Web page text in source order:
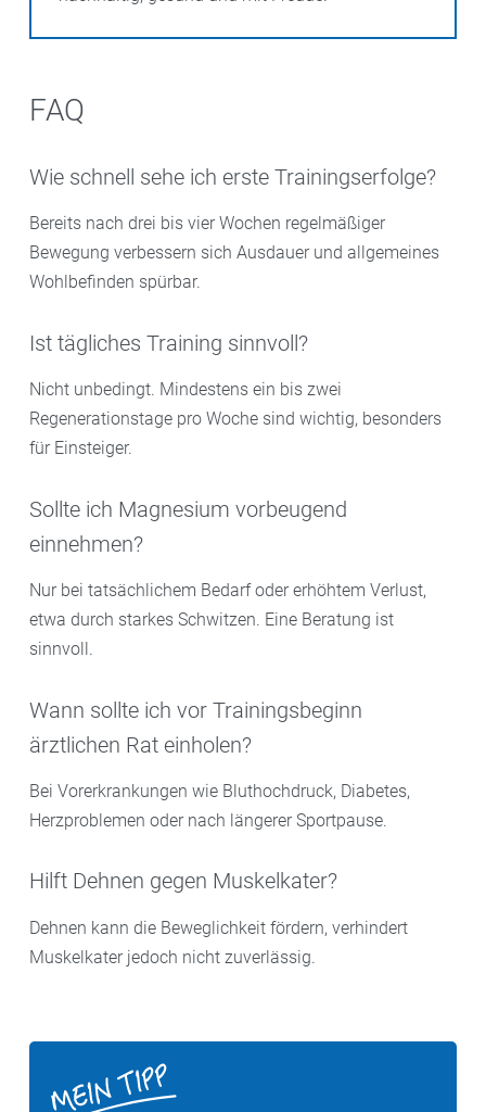
FAQ
Wie schnell sehe ich erste Trainingserfolge?
Bereits nach drei bis vier Wochen regelmäßiger
Bewegung verbessern sich Ausdauer und allgemeines
Wohlbefinden spürbar.
Ist tägliches Training sinnvoll?
Nicht unbedingt. Mindestens ein bis zwei
Regenerationstage pro Woche sind wichtig, besonders
für Einsteiger.
Sollte ich Magnesium vorbeugend
einnehmen?
Nur bei tatsächlichem Bedarf oder erhöhtem Verlust,
etwa durch starkes Schwitzen. Eine Beratung ist
sinnvoll.
Wann sollte ich vor Trainingsbeginn
ärztlichen Rat einholen?
Bei Vorerkrankungen wie Bluthochdruck, Diabetes,
Herzproblemen oder nach längerer Sportpause.
Hilft Dehnen gegen Muskelkater?
Dehnen kann die Beweglichkeit fördern, verhindert
Muskelkater jedoch nicht zuverlässig.